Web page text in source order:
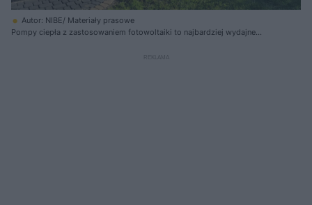
Autor: NIBE/ Materiały prasowe
Pompy ciepła z zastosowaniem fotowoltaiki to najbardziej wydajne